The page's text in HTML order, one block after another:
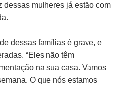
dessas mulheres já estão com
dessas famílias é grave, e
“Eles não têm
na sua casa. Vamos
O que nós estamos